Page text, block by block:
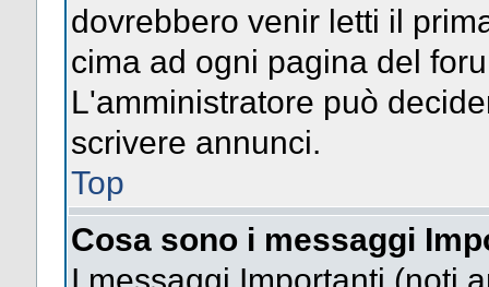
dovrebbero venir letti il
cima ad ogni pagina del
L'amministratore può
scrivere annunci.
Top
Cosa sono i messaggi